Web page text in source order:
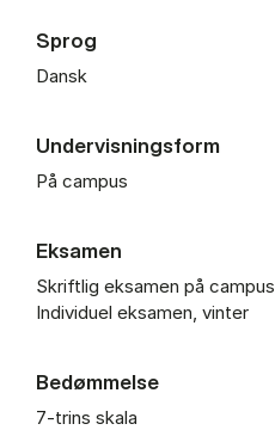
Sprog
Dansk
Undervisningsform
På campus
Eksamen
Skriftlig eksamen på campus
Individuel eksamen, vinter
Bedømmelse
7-trins skala